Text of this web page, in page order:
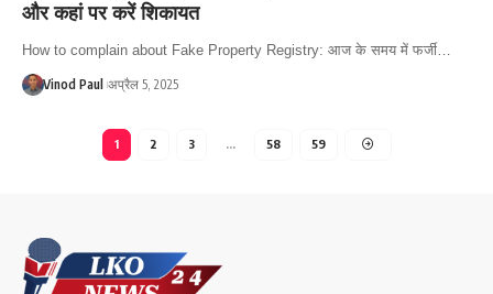
और कहां पर करें शिकायत
How to complain about Fake Property Registry: आज के समय में फर्जी…
Vinod Paul अप्रैल 5, 2025
1 2 3 … 58 59